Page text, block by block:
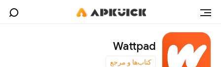
Wattpad
کتاب‌ها و مرجع